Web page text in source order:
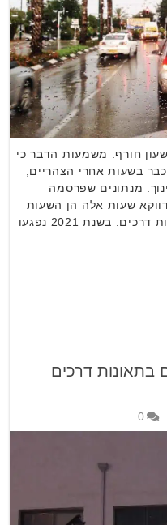
חורף. משמעות הדבר כי
בשעות אחרי הצהריים,
מנתונים שפרסמה
שעות אלה הן השעות
הכי קטלניות מבחינת נפגעים בתאונות דרכים. בשנת 2021 נפגעו
בתאונות דרכים
0